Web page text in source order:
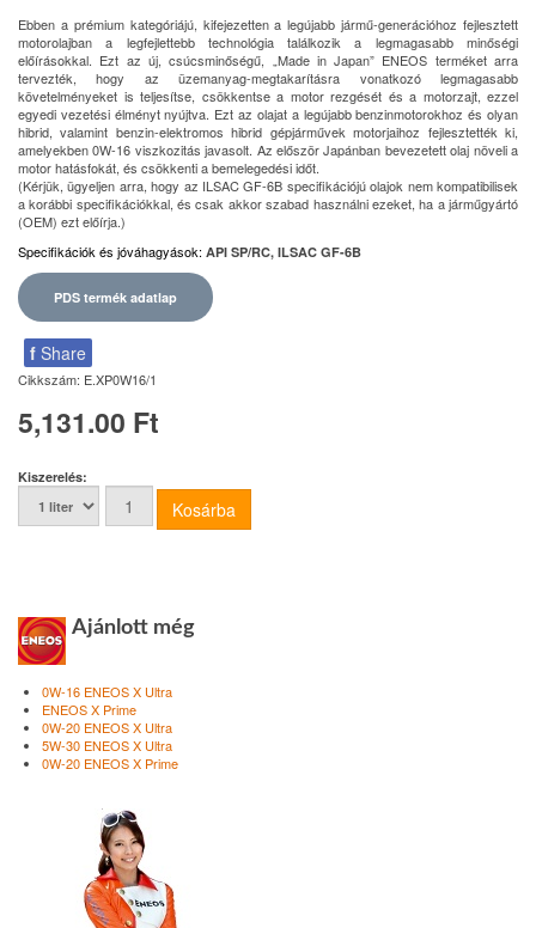
Ebben a prémium kategóriájú, kifejezetten a legújabb jármű-generációhoz fejlesztett
motorolajban a legfejlettebb technológia találkozik a legmagasabb minőségi
előírásokkal. Ezt az új, csúcsminőségű, „Made in Japan” ENEOS terméket arra
tervezték, hogy az üzemanyag-megtakarításra vonatkozó legmagasabb
követelményeket is teljesítse, csökkentse a motor rezgését és a motorzajt, ezzel
egyedi vezetési élményt nyújtva. Ezt az olajat a legújabb benzinmotorokhoz és olyan
hibrid, valamint benzin-elektromos hibrid gépjárművek motorjaihoz fejlesztették ki,
amelyekben 0W-16 viszkozitás javasolt. Az először Japánban bevezetett olaj növeli a
motor hatásfokát, és csökkenti a bemelegedési időt.
(Kérjük, ügyeljen arra, hogy az ILSAC GF-6B specifikációjú olajok nem kompatibilisek
a korábbi specifikációkkal, és csak akkor szabad használni ezeket, ha a járműgyártó
(OEM) ezt előírja.)
Specifikációk és jóváhagyások: API SP/RC, ILSAC GF-6B
PDS termék adatlap
f Share
Cikkszám: E.XP0W16/1
5,131.00 Ft
Kiszerelés:
Ajánlott még
0W-16 ENEOS X Ultra
ENEOS X Prime
0W-20 ENEOS X Ultra
5W-30 ENEOS X Ultra
0W-20 ENEOS X Prime